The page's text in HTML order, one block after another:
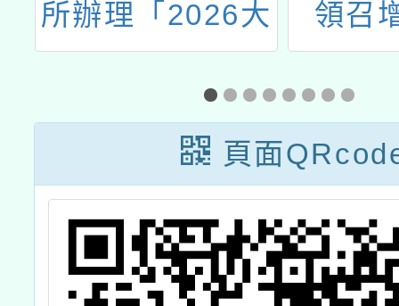
所辦理「2026大
園區學生講客暑
期夏令營」
領召
頁面